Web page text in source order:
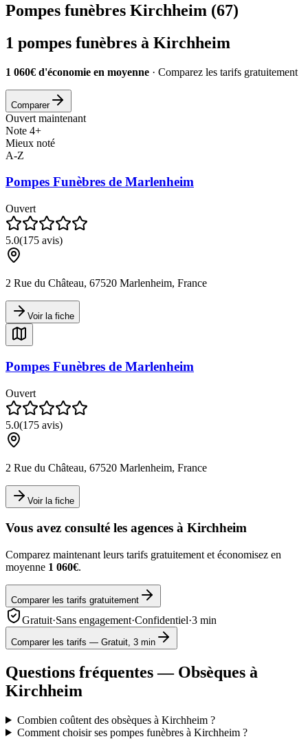
Pompes funèbres Kirchheim (67)
1 pompes funèbres à Kirchheim
1 060€ d'économie en moyenne · Comparez les tarifs gratuitement
Comparer
Ouvert maintenant
Note 4+
Mieux noté
A-Z
Pompes Funèbres de Marlenheim
Ouvert
5.0(175 avis)
2 Rue du Château, 67520 Marlenheim, France
Voir la fiche
Pompes Funèbres de Marlenheim
Ouvert
5.0(175 avis)
2 Rue du Château, 67520 Marlenheim, France
Voir la fiche
Vous avez consulté les agences à Kirchheim
Comparez maintenant leurs tarifs gratuitement et économisez en
moyenne 1 060€.
Comparer les tarifs gratuitement
Gratuit·Sans engagement·Confidentiel·3 min
Comparer les tarifs — Gratuit, 3 min
Questions fréquentes — Obsèques à
Kirchheim
Combien coûtent des obsèques à Kirchheim ?
Comment choisir ses pompes funèbres à Kirchheim ?